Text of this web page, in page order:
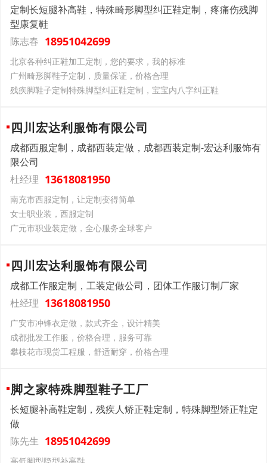
定制长短腿补高鞋，特殊畸形脚型纠正鞋定制，疼痛伤残脚
型康复鞋
陈志春 18951042699
北京各种纠正鞋加工定制，您的要求，我的标准
广州畸形脚鞋子定制，质量保证，价格合理
残疾脚鞋子定制特殊脚型纠正鞋定制，宝宝内八字纠正鞋
四川宏达利服饰有限公司
成都西服定制，成都西装定做，成都西装定制-宏达利服饰有
限公司
杜经理 13618081950
南充市西服定制，让定制变得简单
女士职业装，西服定制
广元市职业装定做，全心服务全球客户
四川宏达利服饰有限公司
成都工作服定制，工装定做公司，团体工作服订制厂家
杜经理 13618081950
广安市冲锋衣定做，款式齐全，设计精美
成都批发工作服，价格合理，服务可靠
攀枝花市现货工程服，舒适耐穿，价格合理
脚之家特殊脚型鞋子工厂
长短腿补高鞋定制，残疾人矫正鞋定制，特殊脚型矫正鞋定
做
陈先生 18951042699